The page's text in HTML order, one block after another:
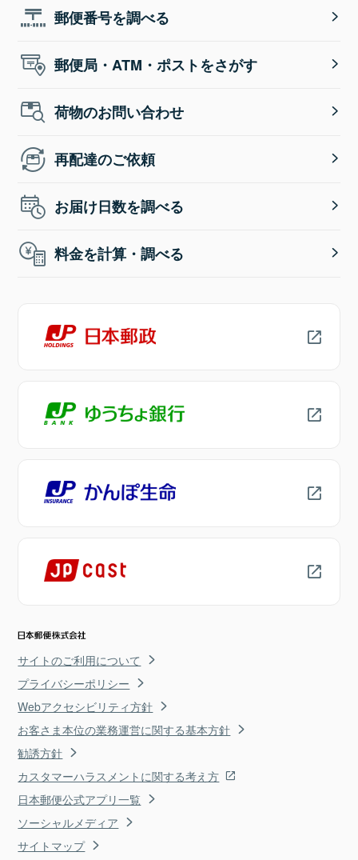
郵便番号を調べる
郵便局・ATM・ポストをさがす
荷物のお問い合わせ
再配達のご依頼
お届け日数を調べる
料金を計算・調べる
サイトのご利用について
プライバシーポリシー
Webアクセシビリティ方針
お客さま本位の業務運営に関する基本方針
勧誘方針
カスタマーハラスメントに関する考え方
日本郵便公式アプリ一覧
ソーシャルメディア
サイトマップ